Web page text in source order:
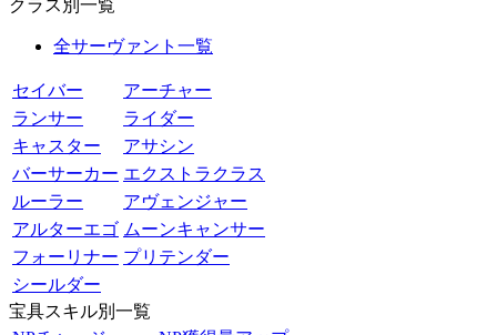
クラス別一覧
全サーヴァント一覧
セイバー
アーチャー
ランサー
ライダー
キャスター
アサシン
バーサーカー エクストラクラス
ルーラー
アヴェンジャー
アルターエゴ ムーンキャンサー
フォーリナー プリテンダー
シールダー
宝具スキル別一覧